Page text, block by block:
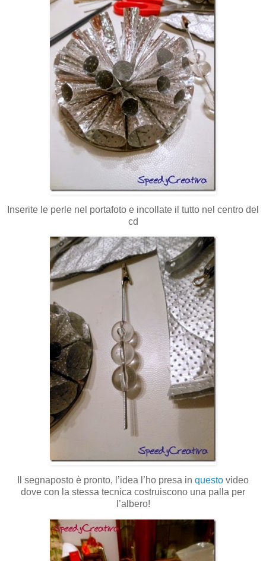
Inserite le perle nel portafoto e incollate il tutto nel centro del
cd
Il segnaposto è pronto, l’idea l’ho presa in questo video
dove con la stessa tecnica costruiscono una palla per
l’albero!